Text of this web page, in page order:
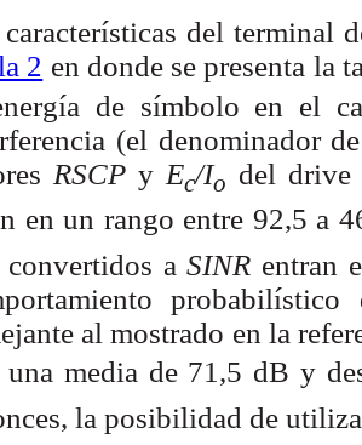
del terminal
2 en donde se presenta la
de símbolo en el
(el denominador
RSCPy Ec/Io del drive
en un rango entre 92,5 a
convertidos aSINR entran
al mostrado en la
una media de 71,5 dB y
la posibilidad de